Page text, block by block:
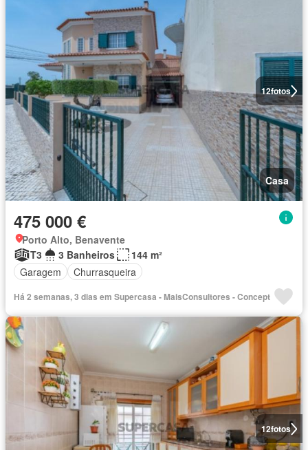
12fotos
Casa
475 000 €
Porto Alto, Benavente
T3
3 Banheiros
144 m²
Garagem
Churrasqueira
Há 2 semanas, 3 dias em Supercasa - MaisConsultores - Concept
12fotos